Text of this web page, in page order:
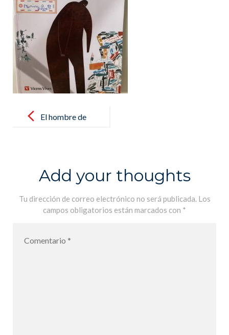
navigationEl hombre de
Add your thoughts
Tu dirección de correo electrónico no será publicada. Los
campos obligatorios están marcados con *